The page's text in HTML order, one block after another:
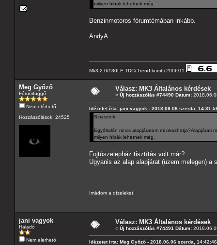
milyen hibák lehetnek még.
Benzinmotoros fórumtémában inkább.
AndyA
Mk3 2.0/130LE TDCi Trend kombi 2006/11
Meg Győző
Fórumfüggő
Nem elérhető
Hozzászólások: 24525
Válasz: MK3 Általános kérdések
« Új hozzászólás #74490 Dátum:
Idézetet írta: jani vagyok - 2018.06.06 szerda,
Sziasztok!
Egyáltalán nincs alapjáratom mi okozhatja?Alapjárati
milyen hibák lehetnek még.
Fojtószelepház tisztítás volt már?
Ugyanis az alap alapjárat (üzem melegen)
Imádom a dízeleket!
jani vagyok
Haladó
Nem elérhető
Válasz: MK3 Általános kérdések
« Új hozzászólás #74491 Dátum:
Idézetet írta: Meg Győző - 2018.06.06 szerda, 14:42:46